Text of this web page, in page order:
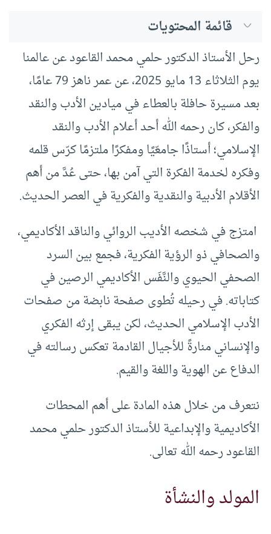
قائمة المحتويات
رحل الأستاذ الدكتور حلمي محمد القاعود عن عالمنا
يوم الثلاثاء 13 مايو 2025، عن عمر ناهز 79 عامًا،
بعد مسيرة حافلة بالعطاء في ميادين الأدب والنقد
والفكر، كان رحمه الله أحد أعلام الأدب والنقد
الإسلامي؛ أستاذًا جامعّيًا ومفكرًا ملتزمًا كرّس قلمه
وفكره لخدمة الفكرة التي آمن بها، حتى عُدَّ من أهم
الأقلام الأدبية والنقدية والفكرية في العصر الحديث.
امتزج في شخصه الأديب الروائي والناقد الأكاديمي،
والصحافي ذو الرؤية الفكرية، فجمع بين السرد
الصحفي الحيوي والنَّفَس الأكاديمي الرصين في
كتاباته. في رحيله تُطوى صفحة نابضة من صفحات
الأدب الإسلامي الحديث، لكن يبقى إرثه الفكري
والإنساني منارةً للأجيال القادمة تعكس رسالته في
الدفاع عن الهوية واللغة والقيم.
نتعرف من خلال هذه المادة على أهم المحطات
الأكاديمية والإبداعية للأستاذ الدكتور حلمي محمد
القاعود رحمه الله تعالى.
المولد والنشأة